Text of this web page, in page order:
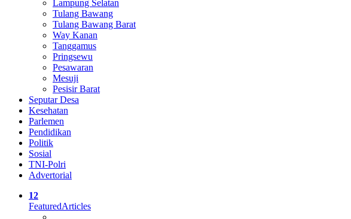
Lampung Selatan
Tulang Bawang
Tulang Bawang Barat
Way Kanan
Tanggamus
Pringsewu
Pesawaran
Mesuji
Pesisir Barat
Seputar Desa
Kesehatan
Parlemen
Pendidikan
Politik
Sosial
TNI-Polri
Advertorial
12
FeaturedArticles